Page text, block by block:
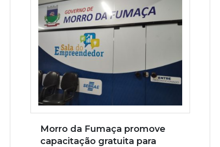
Morro da Fumaça promove
capacitação gratuita para